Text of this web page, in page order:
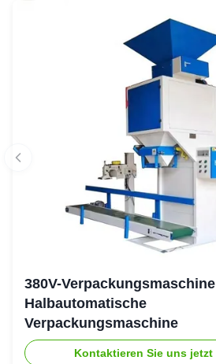
380V-Verpackungsmaschine
Halbautomatische
Verpackungsmaschine
Kontaktieren Sie uns jetzt